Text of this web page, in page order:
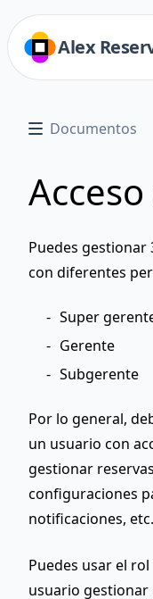
Alex
Documentos
Puedes
con diferentes
Super
Gerente
Subgerente
Por lo general,
un usuario con
gestionar
configuraciones
notificaciones, etc.
Puedes usar el rol
usuario gestionar